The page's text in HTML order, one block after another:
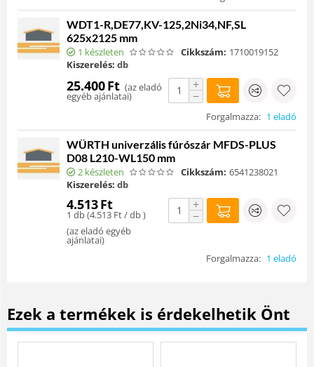
WDT1-R,DE77,KV-125,2Ni34,NF,SL
625x2125 mm
1 készleten Cikkszám: 1710019152
Kiszerelés: db
25.400Ft (az eladó
egyéb ajánlatai)
+
−
Forgalmazza: 1 eladó
WÜRTH univerzális fúrószár MFDS-PLUS
D08 L210-WL150 mm
2 készleten Cikkszám: 6541238021
Kiszerelés: db
4.513Ft
1 db (4.513 Ft/ db )
(az eladó egyéb
ajánlatai)
+
−
Forgalmazza: 1 eladó
Ezek a termékek is érdekelhetik Önt